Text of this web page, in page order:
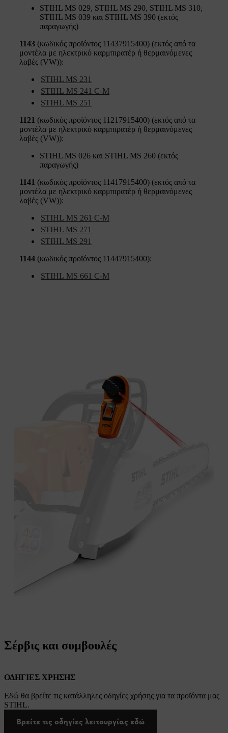
STIHL MS 029, STIHL MS 290, STIHL MS 310,
STIHL MS 039 και STIHL MS 390 (εκτός
παραγωγής)
1143 (κωδικός προϊόντος 11437915400) (εκτός από τα
μοντέλα με ηλεκτρικό καρμπιρατέρ ή θερμαινόμενες
λαβές (VW)):
STIHL MS 231
STIHL MS 241 C-M
STIHL MS 251
1121 (κωδικός προϊόντος 11217915400) (εκτός από τα
μοντέλα με ηλεκτρικό καρμπιρατέρ ή θερμαινόμενες
λαβές (VW)):
STIHL MS 026 και STIHL MS 260 (εκτός
παραγωγής)
1141 (κωδικός προϊόντος 11417915400) (εκτός από τα
μοντέλα με ηλεκτρικό καρμπιρατέρ ή θερμαινόμενες
λαβές (VW)):
STIHL MS 261 C-M
STIHL MS 271
STIHL MS 291
1144 (κωδικός προϊόντος 11447915400):
STIHL MS 661 C-M
Σέρβις και συμβουλές
ΟΔΗΓΙΕΣ ΧΡΗΣΗΣ
Εδώ θα βρείτε τις κατάλληλες οδηγίες χρήσης για τα προϊόντα μας
STIHL.
Βρείτε τις οδηγίες λειτουργίας εδώ